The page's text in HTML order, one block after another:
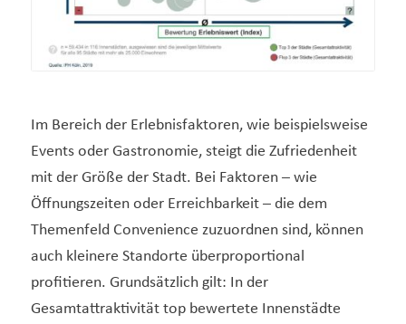
Im Bereich der Erlebnisfaktoren, wie beispielsweise
Events oder Gastronomie, steigt die Zufriedenheit
mit der Größe der Stadt. Bei Faktoren – wie
Öffnungszeiten oder Erreichbarkeit – die dem
Themenfeld Convenience zuzuordnen sind, können
auch kleinere Standorte überproportional
profitieren. Grundsätzlich gilt: In der
Gesamtattraktivität top bewertete Innenstädte